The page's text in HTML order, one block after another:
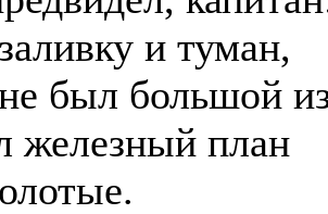
и туман,
был большой
железный план